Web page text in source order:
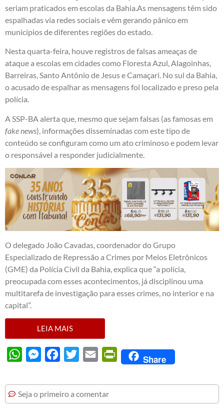
seriam praticados em escolas da Bahia.As mensagens têm sido
espalhadas via redes sociais e vêm gerando pânico em
municípios de diferentes regiões do estado.
Nesta quarta-feira, houve registros de falsas ameaças de
ataque a escolas em cidades como Floresta Azul, Alagoinhas,
Barreiras, Santo Antônio de Jesus e Camaçari. No sul da Bahia,
o acusado de espalhar as mensagens foi localizado e preso pela
polícia.
A SSP-BA alerta que, mesmo que sejam falsas (as famosas em
fake news), informações disseminadas com este tipo de
conteúdo se configuram como um ato criminoso e podem levar
o responsável a responder judicialmente.
O delegado João Cavadas, coordenador do Grupo
Especializado de Repressão a Crimes por Meios Eletrônicos
(GME) da Polícia Civil da Bahia, explica que “a polícia,
preocupada com esses acontecimentos, já disciplinou uma
multitarefa de investigação para esses crimes, no interior e na
capital”.
LEIA MAIS
WhatsAppMessengerFacebook
Twitter Email PrintFriendly
Share
Seja o primeiro a comentar